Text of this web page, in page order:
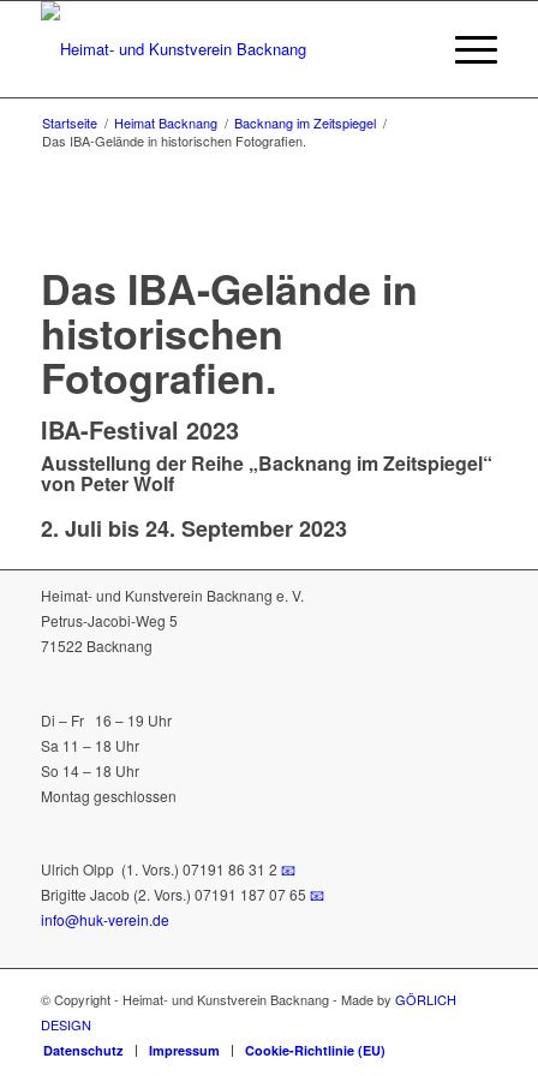
Startseite / Heimat Backnang / Backnang im Zeitspiegel /
Das IBA-Gelände in historischen Fotografien.
Das IBA-Gelände in
historischen
Fotografien.
IBA-Festival 2023
Ausstellung der Reihe „Backnang im Zeitspiegel“
von Peter Wolf
2. Juli bis 24. September 2023
Heimat- und Kunstverein Backnang e. V.
Petrus-Jacobi-Weg 5
71522 Backnang
Di – Fr 16 – 19 Uhr
Sa 11 – 18 Uhr
So 14 – 18 Uhr
Montag geschlossen
Ulrich Olpp (1. Vors.) 07191 86 31 2 📧
Brigitte Jacob (2. Vors.) 07191 187 07 65 📧
info@huk-verein.de
© Copyright - Heimat- und Kunstverein Backnang - Made by GÖRLICH
DESIGN
Datenschutz Impressum Cookie-Richtlinie (EU)